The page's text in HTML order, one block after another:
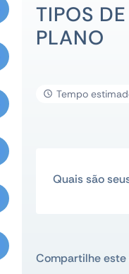
TIPOS
PLANO
Tempo
Quais são
Compartilhe este